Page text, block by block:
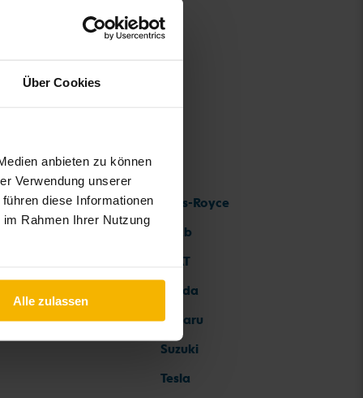
Über Cookies
anbieten zu können
Verwendung unserer
diese Informationen
Rahmen Ihrer Nutzung
Alle zulassen
Rolls-Royce
Saab
SEAT
Skoda
Subaru
Suzuki
Tesla